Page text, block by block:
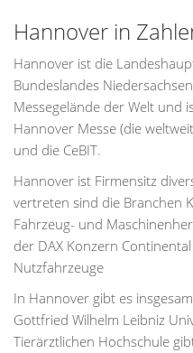
Hannover in
Hannover ist die
Bundeslandes
Messegelände der Welt und
Hannover Messe (die
und die CeBIT.
Hannover ist Firmensitz
vertreten sind die Branchen
Fahrzeug- und
der DAX Konzern
Nutzfahrzeuge
In Hannover gibt es
Gottfried Wilhelm Leibniz
Tierärztlichen Hochschule